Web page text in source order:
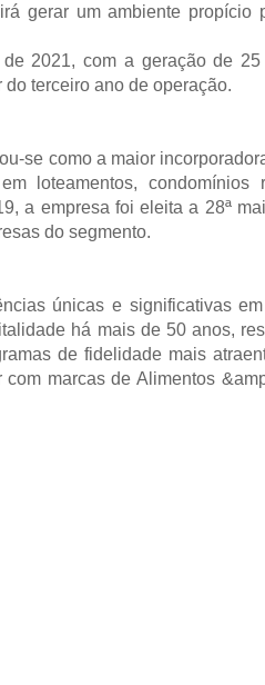
gerar um ambiente propício
2021, com a geração de
terceiro ano de operação.
se como a maior
loteamentos, condomínios
a empresa foi eleita a 28ª
do segmento.
únicas e significativas
há mais de 50 anos,
de fidelidade mais
marcas de Alimentos